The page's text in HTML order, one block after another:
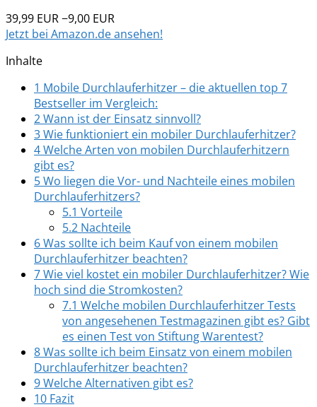
39,99 EUR−9,00 EUR
Jetzt bei Amazon.de ansehen!
Inhalte
1 Mobile Durchlauferhitzer – die aktuellen top 7
Bestseller im Vergleich:
2Wann ist der Einsatz sinnvoll?
3Wie funktioniert ein mobiler Durchlauferhitzer?
4Welche Arten von mobilen Durchlauferhitzern
gibt es?
5Wo liegen die Vor- und Nachteile eines mobilen
Durchlauferhitzers?
5.1 Vorteile
5.2 Nachteile
6Was sollte ich beim Kauf von einem mobilen
Durchlauferhitzer beachten?
7Wie viel kostet ein mobiler Durchlauferhitzer? Wie
hoch sind die Stromkosten?
7.1 Welche mobilen Durchlauferhitzer Tests
von angesehenen Testmagazinen gibt es? Gibt
es einen Test von Stiftung Warentest?
8Was sollte ich beim Einsatz von einem mobilen
Durchlauferhitzer beachten?
9Welche Alternativen gibt es?
10 Fazit